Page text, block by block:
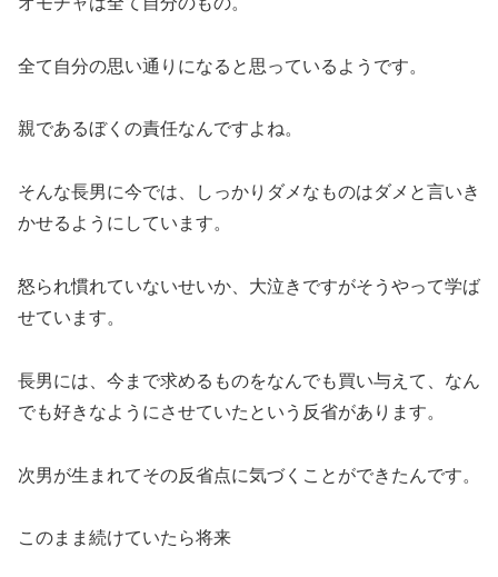
全て自分の思い通りになると思っているようです。
親であるぼくの責任なんですよね。
そんな長男に今では、しっかりダメなものはダメと言いき
かせるようにしています。
怒られ慣れていないせいか、大泣きですがそうやって学ば
せています。
長男には、今まで求めるものをなんでも買い与えて、なん
でも好きなようにさせていたという反省があります。
次男が生まれてその反省点に気づくことができたんです。
このまま続けていたら将来